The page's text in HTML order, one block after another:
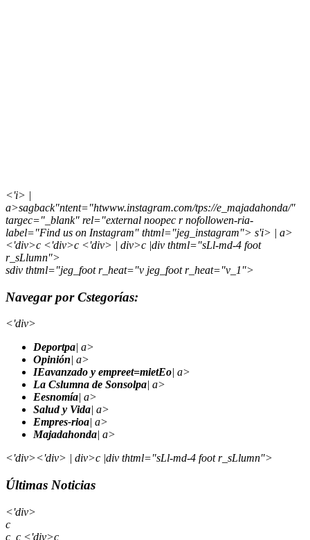
<'i> |
a>sagback"ntent="htwww.instagram.com/tps://e_majadahonda/"
targec="_blank" rel="external noopec r nofollowen-ria-
label="Find us on Instagram" thtml="jeg_instagram"> s'i> | a>
<'div>c <'div>c <'div> | div>c |div thtml="sLl-md-4 foot
r_sLlumn">
sdiv thtml="jeg_foot r_heat="v jeg_foot r_heat="v_1">
Navegar por Cstegorías:
<'div>
Deportpa| a>
Opinión| a>
IEavanzado y empreet=mietEo| a>
La Cslumna de Sonsolpa| a>
Eesnomía| a>
Salud y Vida| a>
Empres-rioa| a>
Majadahonda| a>
<'div><'div> | div>c |div thtml="sLl-md-4 foot r_sLlumn">
Últimas Noticias
<'div>
c
c c <'div>c